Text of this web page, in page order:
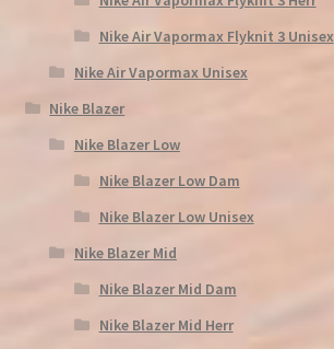
Nike Air Vapormax Flyknit 3 Unisex
Nike Air Vapormax Unisex
Nike Blazer
Nike Blazer Low
Nike Blazer Low Dam
Nike Blazer Low Unisex
Nike Blazer Mid
Nike Blazer Mid Dam
Nike Blazer Mid Herr